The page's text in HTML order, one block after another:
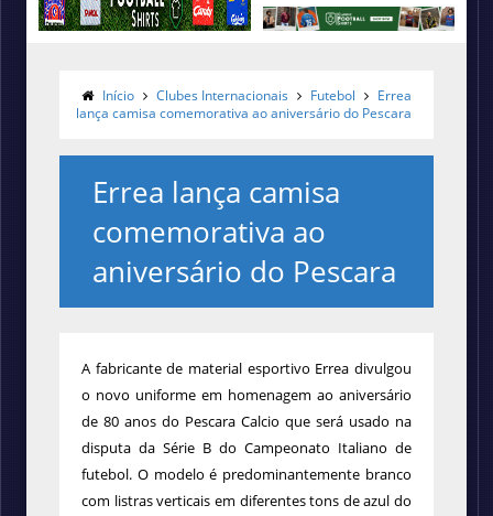
Início Clubes Internacionais Futebol
Errea
lança camisa comemorativa ao aniversário do Pescara
Errea lança camisa
comemorativa ao
aniversário do Pescara
A fabricante de material esportivo Errea divulgou
o novo uniforme em homenagem ao aniversário
de 80 anos do Pescara Calcio que será usado na
disputa da Série B do Campeonato Italiano de
futebol. O modelo é predominantemente branco
com listras verticais em diferentes tons de azul do